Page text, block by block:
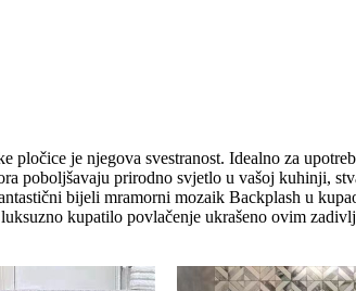
pločice je njegova svestranost. Idealno za
poboljšavaju prirodno svjetlo u vašoj kuhinji,
bijeli mramorni mozaik Backplash u
kupatilo povlačenje ukrašeno ovim